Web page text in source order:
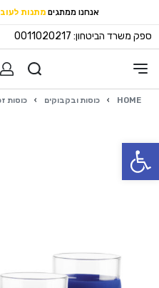
פתח סרגל נגישות
אנחנו ממתגים מתנות
ספק משרד הביטחון: 0011020217
HOME
› כוסות ובקבוקים › כוסות